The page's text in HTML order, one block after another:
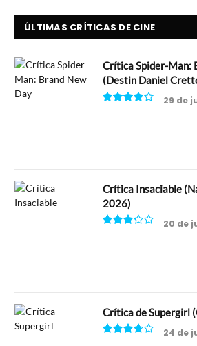
ÚLTIMAS CRÍTICAS DE CINE
Crítica Spider-Man:
(Destin Daniel
29 de
Crítica Insaciable
2026)
20 de
Crítica de Supergirl
24 de